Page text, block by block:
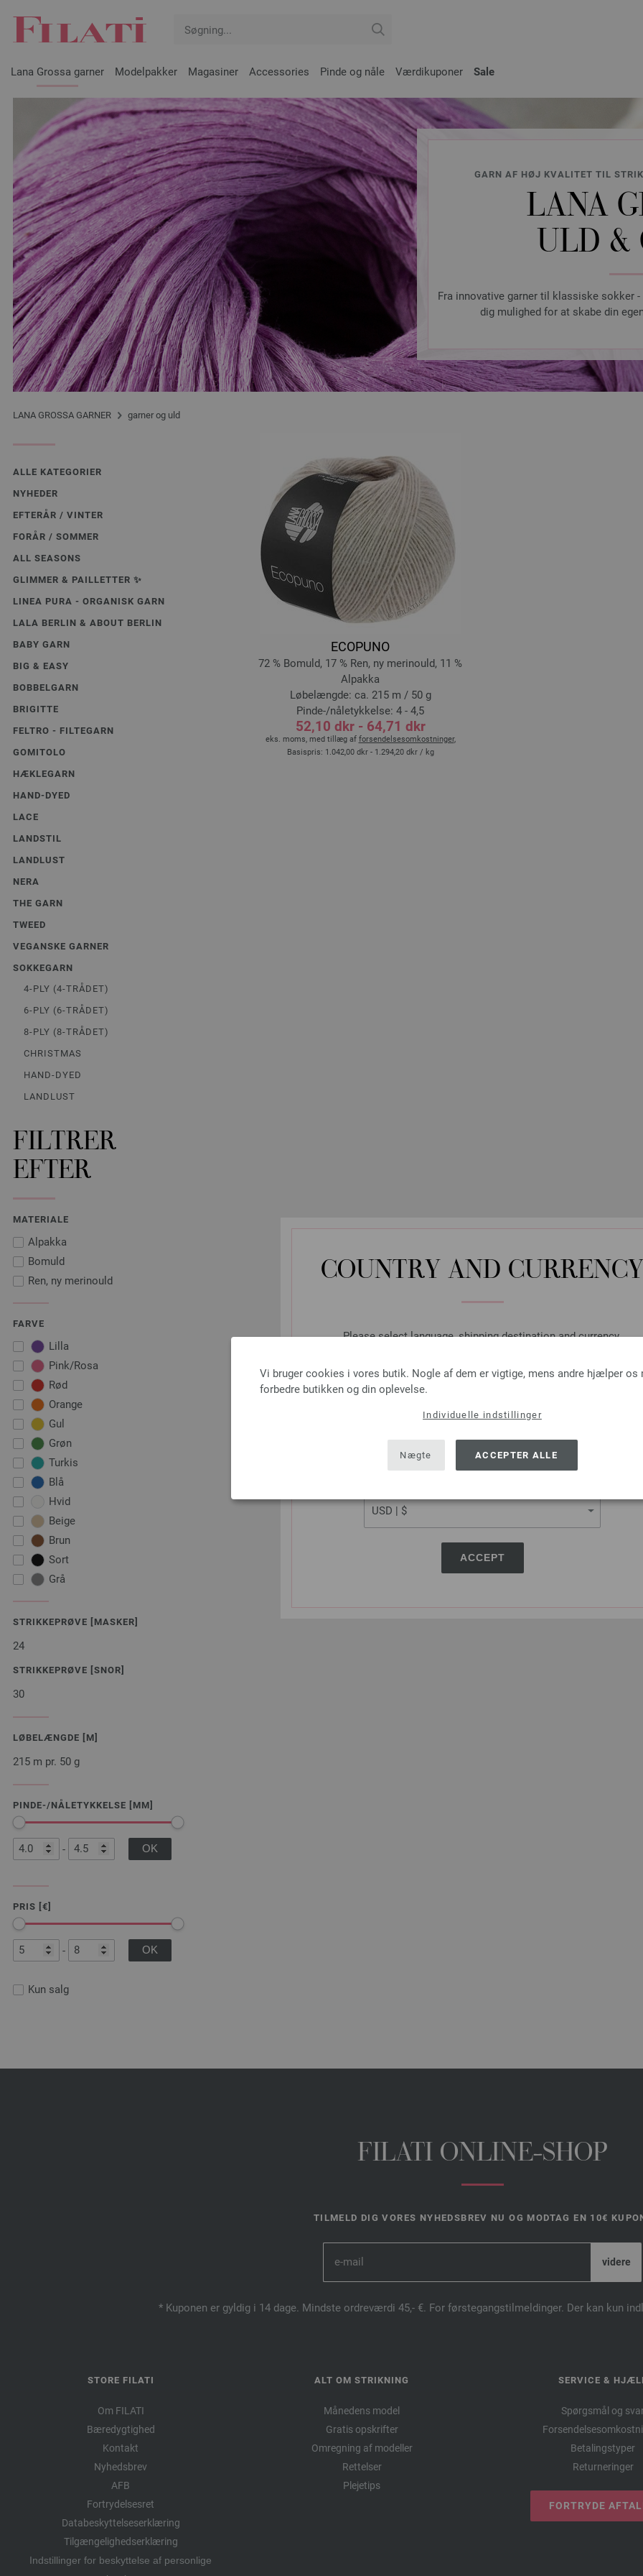
COUNTRY AND CURRENCY
Please select language, shipping destination and currency.
SHIPPING TO
USA - The United States of America
ACCEPT
Vi bruger cookies i vores butik. Nogle af dem er vigtige, mens andre hjælper os
forbedre butikken og din oplevelse.
Individuelle indstillinger
Nægte ACCEPTER ALLE
Lana Grossa garner Modelpakker Magasiner Accessories Pinde og nåle Værdikuponer Sale
GARN AF HØJ KVALITET TIL
LANA
ULD &
Fra innovative garner til klassiske sokker
dig mulighed for at skabe din
LANA GROSSA GARNER garner og uld
ALLE KATEGORIER
NYHEDER
EFTERÅR / VINTER
FORÅR / SOMMER
ALL SEASONS
GLIMMER & PAILLETTER ✨️
LINEA PURA - ORGANISK GARN
LALA BERLIN & ABOUT BERLIN
BABY GARN
BIG & EASY
BOBBELGARN
BRIGITTE
FELTRO - FILTEGARN
GOMITOLO
HÆKLEGARN
HAND-DYED
LACE
LANDSTIL
LANDLUST
NERA
THE GARN
TWEED
VEGANSKE GARNER
SOKKEGARN
4-PLY (4-TRÅDET)
6-PLY (6-TRÅDET)
8-PLY (8-TRÅDET)
CHRISTMAS
HAND-DYED
LANDLUST
FILTRER
EFTER
MATERIALE
Alpakka
Bomuld
Ren, ny merinould
FARVE
Lilla
Pink/Rosa
Rød
Orange
Gul
Grøn
Turkis
Blå
Hvid
Beige
Brun
Sort
Grå
STRIKKEPRØVE [MASKER]
24
STRIKKEPRØVE [SNOR]
30
LØBELÆNGDE [M]
215 m pr. 50 g
PINDE-/NÅLETYKKELSE [MM]
-
PRIS [€]
-
Kun salg
ECOPUNO
72 % Bomuld, 17 % Ren, ny merinould, 11 %
Alpakka
Løbelængde: ca. 215 m / 50 g
Pinde-/nåletykkelse: 4 - 4,5
52,10 dkr - 64,71 dkr
eks. moms, med tillæg af forsendelsesomkostninger,
Basispris: 1.042,00 dkr - 1.294,20 dkr / kg
FILATI ONLINE-SHOP
TILMELD DIG VORES NYHEDSBREV NU OG MODTAG EN 10€
* Kuponen er gyldig i 14 dage. Mindste ordreværdi 45,- €. For førstegangstilmeldinger. Der kan kun
STORE FILATI
Om FILATI
Bæredygtighed
Kontakt
Nyhedsbrev
AFB
Fortrydelsesret
Databeskyttelseserklæring
Tilgængelighedserklæring
Indstillinger for beskyttelse af personlige
ALT OM STRIKNING
Månedens model
Gratis opskrifter
Omregning af modeller
Rettelser
Plejetips
SERVICE &
Spørgsmål og
Betalingstyper
Returneringer
FORTRYDE